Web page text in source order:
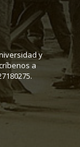
y
a